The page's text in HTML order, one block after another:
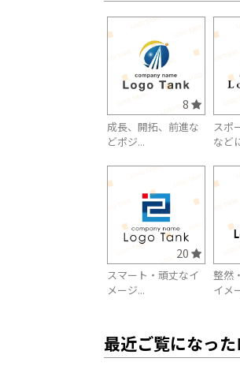
8
成長、開拓、前進な
どポジ...
スポ
など
20
スマート・頑丈なイ
メージ...
整然
イメ
最近ご覧になっ